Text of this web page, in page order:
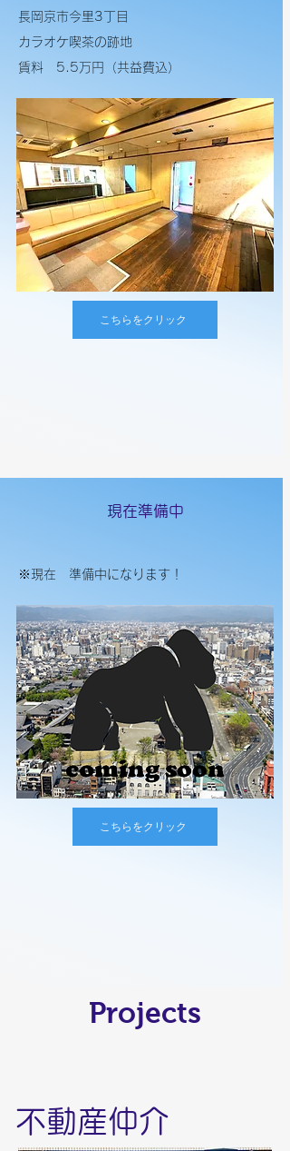
長岡京市今里3丁目
カラオケ喫茶の跡地​
​賃料 5.5万円（共益費込）
こちらをクリック
​現在準備中
​※現在 準備中になります！
こちらをクリック
Projects
不動産仲介